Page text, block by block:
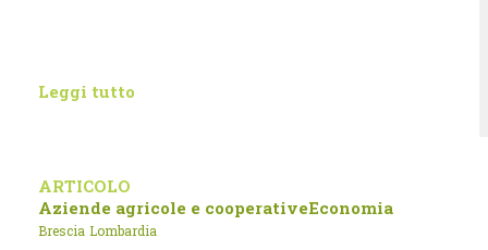
Leggi tutto
ARTICOLO
Aziende agricole e cooperativeEconomia
Brescia Lombardia